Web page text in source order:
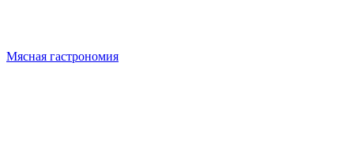
Мясная гастрономия